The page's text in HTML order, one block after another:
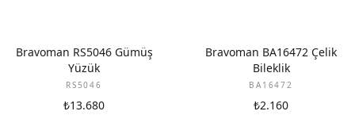
Bravoman RS5046 Gümüş
Yüzük
RS5046
₺13.680
Bravoman BA16472 Çelik
Bileklik
BA16472
₺2.160